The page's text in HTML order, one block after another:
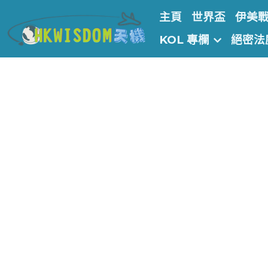
主頁 世界盃
伊美
KOL 專欄
絕密